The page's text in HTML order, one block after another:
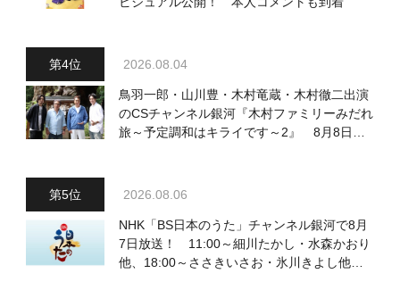
2026.08.04
鳥羽一郎・山川豊・木村竜蔵・木村徹二出演
のCSチャンネル銀河『木村ファミリーみだれ
旅～予定調和はキライです～2』 8月8日
2026.08.06
NHK「BS日本のうた」チャンネル銀河で8月
7日放送！ 11:00～細川たかし・水森かおり
他、18:00～ささきいさお・氷川きよし他登